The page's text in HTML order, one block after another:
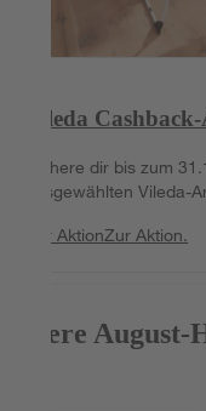
Vileda
Sichere dir bis zum
ausgewählten Vileda-
Zur AktionZur Aktion.
Unsere